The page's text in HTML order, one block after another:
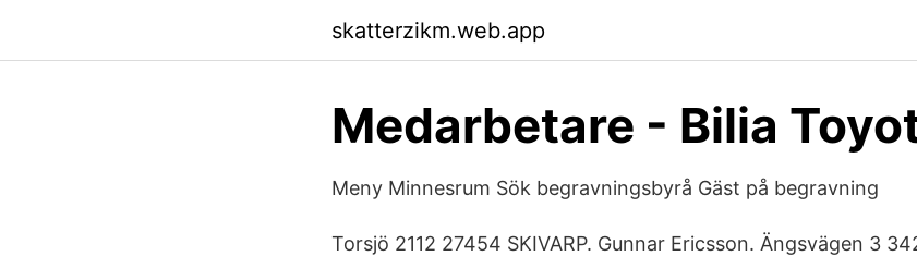
skatterzikm.web.app
Medarbetare - Bilia
Meny Minnesrum Sök begravningsbyrå Gäst på begravning
Torsjö 2112 27454 SKIVARP. Gunnar Ericsson. Ängsvägen 3